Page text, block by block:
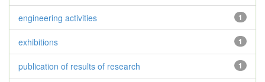
1
engineering activities
1
exhibitions
1
publication of results of research